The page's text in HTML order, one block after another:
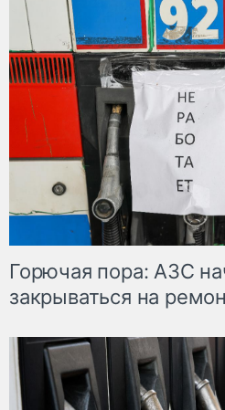
Горючая пора: АЗС
закрываться на